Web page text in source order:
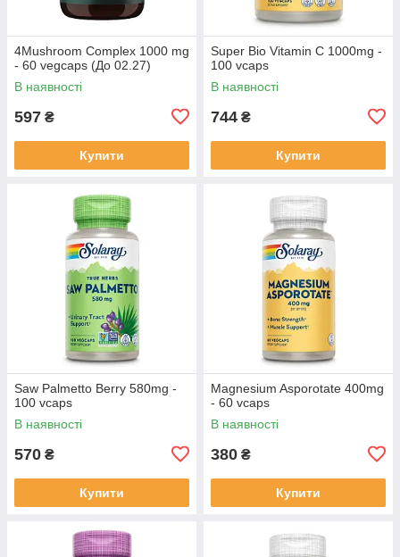
4Mushroom Complex 1000 mg
- 60 vegcaps (До 02.27)
В наявності
597 ₴
Купити
Super Bio Vitamin C 1000mg -
100 vcaps
В наявності
744 ₴
Купити
Saw Palmetto Berry 580mg -
100 vcaps
В наявності
570 ₴
Купити
Magnesium Asporotate 400mg
- 60 vcaps
В наявності
380 ₴
Купити